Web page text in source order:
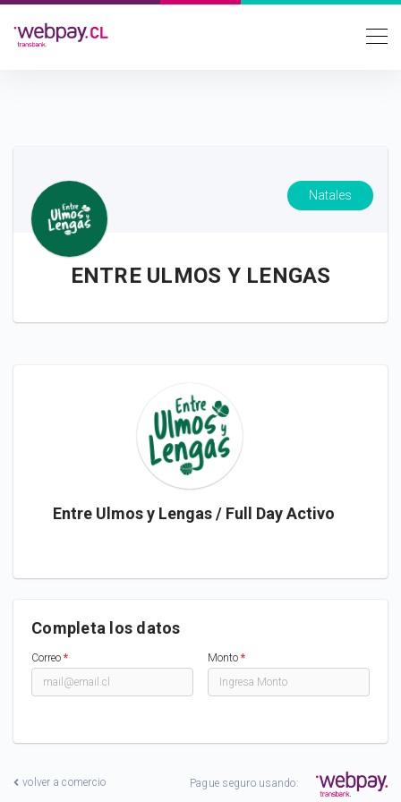
Natales
ENTRE ULMOS Y LENGAS
Entre Ulmos y Lengas / Full Day Activo
Completa los datos
Correo * Monto *
volver a comercio Pague seguro usando: